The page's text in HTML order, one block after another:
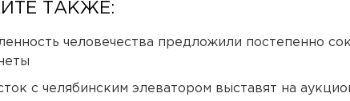
ТАКЖЕ:
человечества предложили постепенно
с челябинским элеватором выставят на